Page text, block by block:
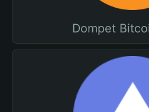
Dompet